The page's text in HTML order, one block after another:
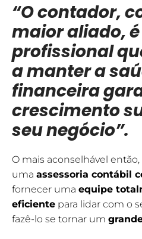
“O contador,
maior aliado,
profissional
a manter a
financeira
crescimento
seu negócio”.
O mais aconselhável
uma assessoria contábil
fornecer uma equipe
eficiente para lidar com o
fazê-lo se tornar um